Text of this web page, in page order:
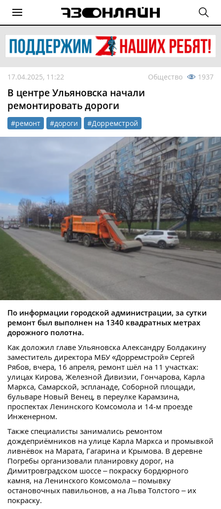
17.04.2025, 11:22 Общество 1937
В центре Ульяновска начали
ремонтировать дороги
#ремонт #дороги #Дорремстрой
По информации городской администрации, за сутки
ремонт был выполнен на 1340 квадратных метрах
дорожного полотна.
Как доложил главе Ульяновска Александру Болдакину
заместитель директора МБУ «Дорремстрой» Сергей
Рябов, вчера, 16 апреля, ремонт шёл на 11 участках:
улицах Кирова, Железной Дивизии, Гончарова, Карла
Маркса, Самарской, эспланаде, Соборной площади,
бульваре Новый Венец, в переулке Карамзина,
проспектах Ленинского Комсомола и 14-м проезде
Инженерном.
Также специалисты занимались ремонтом
дождеприёмников на улице Карла Маркса и промывкой
ливнёвок на Марата, Гагарина и Крымова. В деревне
Погребы организовали планировку дорог, на
Димитровградском шоссе – покраску бордюрного
камня, на Ленинского Комсомола – помывку
остановочных павильонов, а на Льва Толстого – их
покраску.